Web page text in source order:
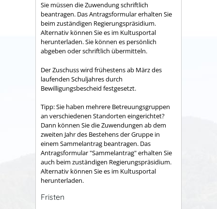
Sie müssen die Zuwendung schriftlich
beantragen. Das Antragsformular erhalten Sie
beim zuständigen Regierungspräsidium.
Alternativ können Sie es im Kultusportal
herunterladen. Sie können es persönlich
abgeben oder schriftlich übermitteln.
Der Zuschuss wird frühestens ab März des
laufenden Schuljahres durch
Bewilligungsbescheid festgesetzt.
Tipp:Sie haben mehrere Betreuungsgruppen
an verschiedenen Standorten eingerichtet?
Dann können Sie die Zuwendungen ab dem
zweiten Jahr des Bestehens der Gruppe in
einem Sammelantrag beantragen. Das
Antragsformular "Sammelantrag" erhalten Sie
auch beim zuständigen Regierungspräsidium.
Alternativ können Sie es im Kultusportal
herunterladen.
Fristen